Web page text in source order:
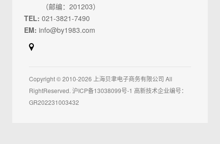
（邮编：201203）
TEL: 021-3821-7490
EM: info@by1983.com
Copyright © 2010-2026 上海贝聿电子商务有限公司 All
RightReserved. 沪ICP备13038099号-1 高新技术企业编号：
GR202231003432